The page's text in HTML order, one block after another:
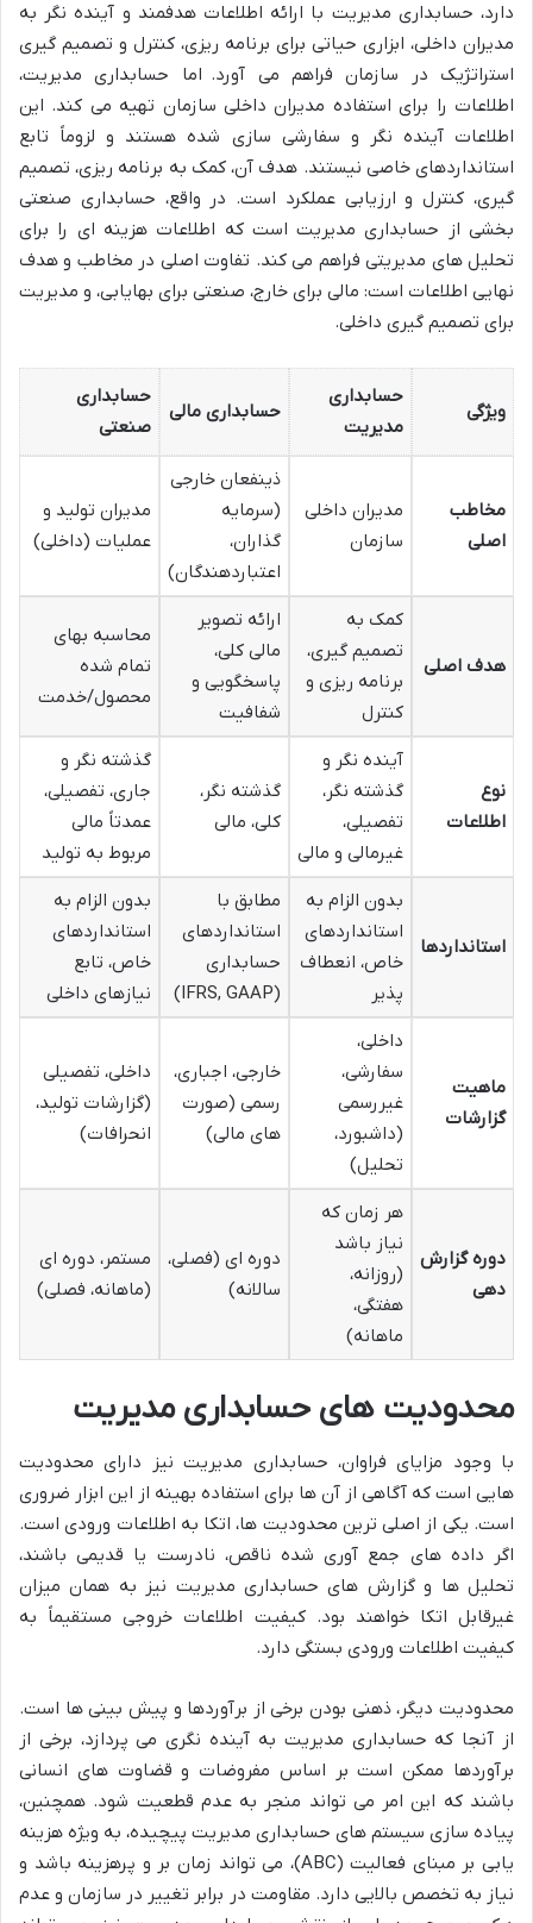
دارد، حسابداری مدیریت با ارائه اطلاعات هدفمند و آینده نگر به
مدیران داخلی، ابزاری حیاتی برای برنامه ریزی، کنترل و تصمیم گیری
استراتژیک در سازمان فراهم می آورد. اما حسابداری مدیریت،
اطلاعات را برای استفاده مدیران داخلی سازمان تهیه می کند. این
اطلاعات آینده نگر و سفارشی سازی شده هستند و لزوماً تابع
استانداردهای خاصی نیستند. هدف آن، کمک به برنامه ریزی، تصمیم
گیری، کنترل و ارزیابی عملکرد است. در واقع، حسابداری صنعتی
بخشی از حسابداری مدیریت است که اطلاعات هزینه ای را برای
تحلیل های مدیریتی فراهم می کند. تفاوت اصلی در مخاطب و هدف
نهایی اطلاعات است: مالی برای خارج، صنعتی برای بهایابی، و مدیریت
برای تصمیم گیری داخلی.
ویژگی
حسابداری
مدیریت
حسابداری مالی
حسابداری
صنعتی
مخاطب
اصلی
مدیران داخلی
سازمان
ذینفعان خارجی
(سرمایه
گذاران،
اعتباردهندگان)
مدیران تولید و
عملیات (داخلی)
هدف اصلی
کمک به
تصمیم گیری،
برنامه ریزی و
کنترل
ارائه تصویر
مالی کلی،
پاسخگویی و
شفافیت
محاسبه بهای
تمام شده
محصول/خدمت
نوع
اطلاعات
آینده نگر و
گذشته نگر،
تفصیلی،
غیرمالی و مالی
گذشته نگر،
کلی، مالی
گذشته نگر و
جاری، تفصیلی،
عمدتاً مالی
مربوط به تولید
استانداردها
بدون الزام به
استانداردهای
خاص، انعطاف
پذیر
مطابق با
استانداردهای
حسابداری
(IFRS, GAAP)
بدون الزام به
استانداردهای
خاص، تابع
نیازهای داخلی
ماهیت
گزارشات
داخلی،
سفارشی،
غیررسمی
(داشبورد،
تحلیل)
خارجی، اجباری،
رسمی (صورت
های مالی)
داخلی، تفصیلی
(گزارشات تولید،
انحرافات)
دوره گزارش
دهی
هر زمان که
نیاز باشد
(روزانه،
هفتگی،
ماهانه)
دوره ای (فصلی،
سالانه)
مستمر، دوره ای
(ماهانه، فصلی)
محدودیت های حسابداری مدیریت
با وجود مزایای فراوان، حسابداری مدیریت نیز دارای محدودیت
هایی است که آگاهی از آن ها برای استفاده بهینه از این ابزار ضروری
است. یکی از اصلی ترین محدودیت ها، اتکا به اطلاعات ورودی است.
اگر داده های جمع آوری شده ناقص، نادرست یا قدیمی باشند،
تحلیل ها و گزارش های حسابداری مدیریت نیز به همان میزان
غیرقابل اتکا خواهند بود. کیفیت اطلاعات خروجی مستقیماً به
کیفیت اطلاعات ورودی بستگی دارد.
محدودیت دیگر، ذهنی بودن برخی از برآوردها و پیش بینی ها است.
از آنجا که حسابداری مدیریت به آینده نگری می پردازد، برخی از
برآوردها ممکن است بر اساس مفروضات و قضاوت های انسانی
باشند که این امر می تواند منجر به عدم قطعیت شود. همچنین،
پیاده سازی سیستم های حسابداری مدیریت پیچیده، به ویژه هزینه
یابی بر مبنای فعالیت (ABC)، می تواند زمان بر و پرهزینه باشد و
نیاز به تخصص بالایی دارد. مقاومت در برابر تغییر در سازمان و عدم